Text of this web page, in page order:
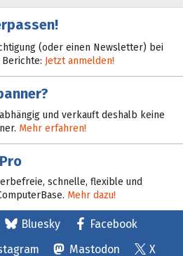
(oder einen Newsletter) bei
Jetzt anmelden!
und verkauft deshalb keine
Mehr erfahren!
schnelle, flexible und
Mehr dazu!
Bluesky
Facebook
Mastodon X